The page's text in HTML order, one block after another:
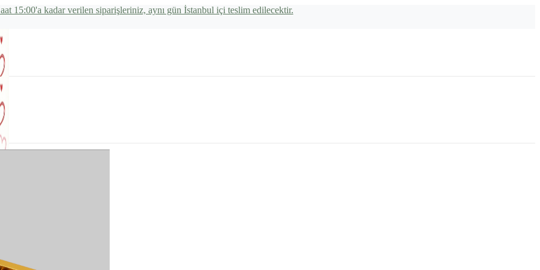
15:00'a kadar verilen siparişleriniz, aynı gün İstanbul içi teslim edilecektir.